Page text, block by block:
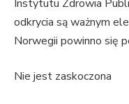
Instytutu Zdrowia
odkrycia są ważnym
Norwegii powinno się
Nie jest zaskoczona